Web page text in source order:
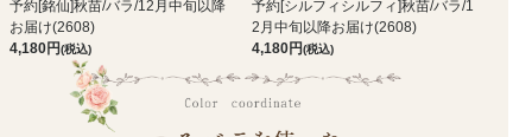
予約[銘仙]秋苗/バラ/12月中旬以降
お届け(2608)
4,180
(税込)
予約[シルフィシルフィ]秋苗/バラ/1
2月中旬以降お届け(2608)
4,180
(税込)